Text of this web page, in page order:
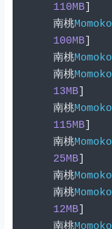
110MB]
南桃Momoko
100MB]
南桃Momoko
南桃Momoko
13MB]
南桃Momoko
115MB]
南桃Momoko
25MB]
南桃Momoko
南桃Momoko
12MB]
南桃Momoko